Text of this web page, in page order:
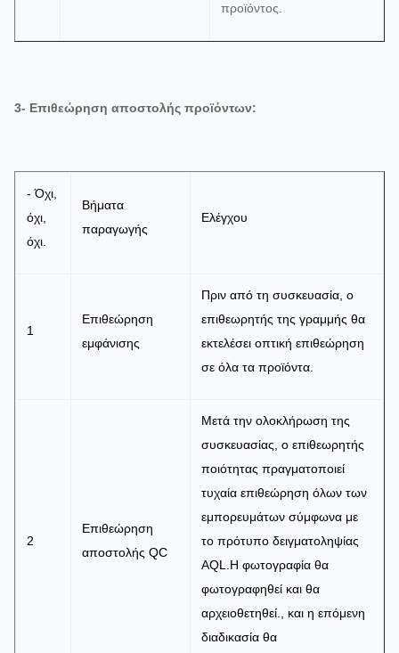
προϊόντος.
3- Επιθεώρηση αποστολής προϊόντων:
- Όχι,
όχι,
όχι.
Βήματα
παραγωγής
Ελέγχου
1
Επιθεώρηση
εμφάνισης
Πριν από τη συσκευασία, ο
επιθεωρητής της γραμμής θα
εκτελέσει οπτική επιθεώρηση
σε όλα τα προϊόντα.
2
Επιθεώρηση
αποστολής QC
Μετά την ολοκλήρωση της
συσκευασίας, ο επιθεωρητής
ποιότητας πραγματοποιεί
τυχαία επιθεώρηση όλων των
εμπορευμάτων σύμφωνα με
το πρότυπο δειγματοληψίας
AQL.Η φωτογραφία θα
φωτογραφηθεί και θα
αρχειοθετηθεί., και η επόμενη
διαδικασία θα